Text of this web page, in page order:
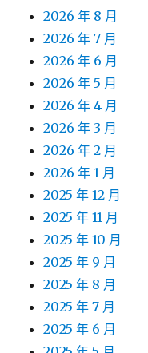
2026 年 8 月
2026 年 7 月
2026 年 6 月
2026 年 5 月
2026 年 4 月
2026 年 3 月
2026 年 2 月
2026 年 1 月
2025 年 12 月
2025 年 11 月
2025 年 10 月
2025 年 9 月
2025 年 8 月
2025 年 7 月
2025 年 6 月